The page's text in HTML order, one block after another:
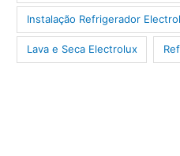
Instalação Refrigerador
Lava e Seca Electrolux